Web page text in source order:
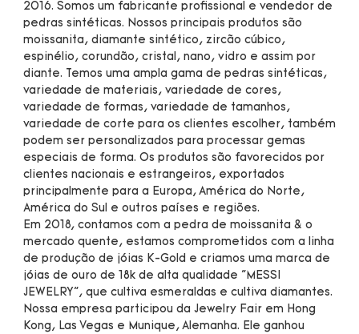
2016. Somos um fabricante profissional e vendedor de
pedras sintéticas. Nossos principais produtos são
moissanita, diamante sintético, zircão cúbico,
espinélio, corundão, cristal, nano, vidro e assim por
diante. Temos uma ampla gama de pedras sintéticas,
variedade de materiais, variedade de cores,
variedade de formas, variedade de tamanhos,
variedade de corte para os clientes escolher, também
podem ser personalizados para processar gemas
especiais de forma. Os produtos são favorecidos por
clientes nacionais e estrangeiros, exportados
principalmente para a Europa, América do Norte,
América do Sul e outros países e regiões.
Em 2018, contamos com a pedra de moissanita & o
mercado quente, estamos comprometidos com a linha
de produção de jóias K-Gold e criamos uma marca de
jóias de ouro de 18k de alta qualidade "MESSI
JEWELRY", que cultiva esmeraldas e cultiva diamantes.
Nossa empresa participou da Jewelry Fair em Hong
Kong, Las Vegas e Munique, Alemanha. Ele ganhou